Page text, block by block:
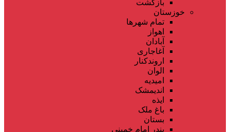
بازگشت
خوزستان
تمام شهر‌ها
اهواز
آبادان
آغاجاری
اروندکنار
الوان
امیدیه
اندیمشک
ایذه
باغ ملک
بستان
بندر امام خمینی